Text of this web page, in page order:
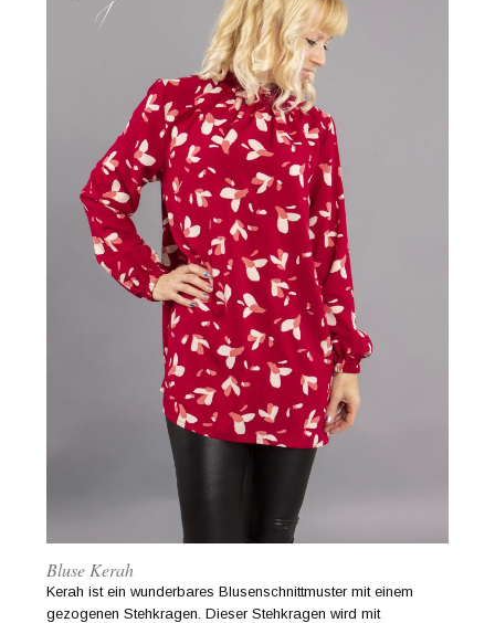
Bluse Kerah
Kerah ist ein wunderbares Blusenschnittmuster mit einem
gezogenen Stehkragen. Dieser Stehkragen wird mit